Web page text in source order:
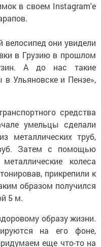
в своем Instagram'e
велосипед они увидели
в Грузию в прошлом
А до нас такие
Ульяновске и Пензе»,
средства
умельцы сделали
металлических труб,
Затем с помощью
колеса
прикрепили к
образом получился
5 м.
образу жизни.
на его фоне,
еще что-то на